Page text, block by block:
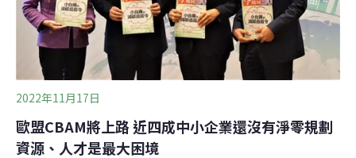
區內約18萬
2022年11月17日
歐盟CBAM將上路 近四成中小企業還沒有淨零規劃
資源、人才是最大困境